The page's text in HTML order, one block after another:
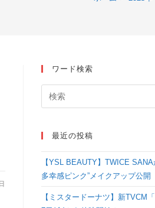
ワード検索
最近の投稿
【YSL BEAUTY】TWICE SANA
多幸感ピンク”メイクアップ公開
【ミスタードーナツ】新TVCM